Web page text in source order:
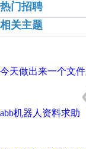
热门招聘
相关主题
今天做出来一个文
abb机器人资料求助